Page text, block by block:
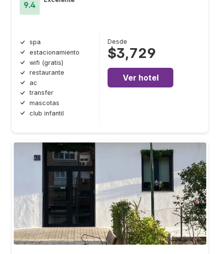
9.4
spa
estacionamiento
wifi (gratis)
restaurante
ac
transfer
mascotas
club infantil
Desde
$3,729
Ver hotel